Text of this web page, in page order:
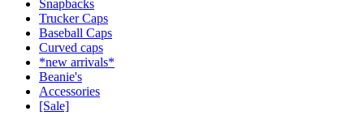
Snapbacks
Trucker Caps
Baseball Caps
Curved caps
*new arrivals*
Beanie's
Accessories
[Sale]